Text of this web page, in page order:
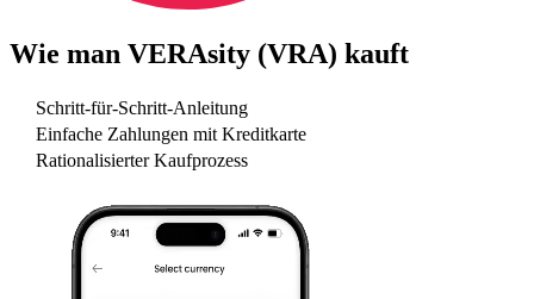
Wie man VERAsity (VRA) kauft
Schritt-für-Schritt-Anleitung
Einfache Zahlungen mit Kreditkarte
Rationalisierter Kaufprozess